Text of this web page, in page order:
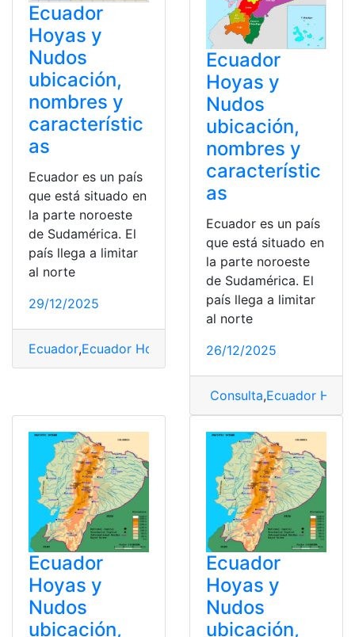
Ecuador
Hoyas y
Nudos
ubicación,
nombres y
característic
as
Ecuador es un país
que está situado en
la parte noroeste
de Sudamérica. El
país llega a limitar
al norte
29/12/2025
Ecuador,Ecuador Hoyas y Nudos ubicación
Ecuador
Hoyas y
Nudos
ubicación,
nombres y
característic
as
Ecuador es un país
que está situado en
la parte noroeste
de Sudamérica. El
país llega a limitar
al norte
26/12/2025
Consulta,Ecuador
Ecuador
Hoyas y
Nudos
ubicación,
Ecuador
Hoyas y
Nudos
ubicación,